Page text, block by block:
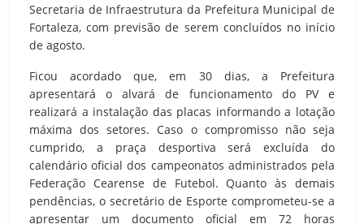
Secretaria de Infraestrutura da Prefeitura Municipal de
Fortaleza, com previsão de serem concluídos no início
de agosto.
Ficou acordado que, em 30 dias, a Prefeitura
apresentará o alvará de funcionamento do PV e
realizará a instalação das placas informando a lotação
máxima dos setores. Caso o compromisso não seja
cumprido, a praça desportiva será excluída do
calendário oficial dos campeonatos administrados pela
Federação Cearense de Futebol. Quanto às demais
pendências, o secretário de Esporte comprometeu-se a
apresentar um documento oficial em 72 horas